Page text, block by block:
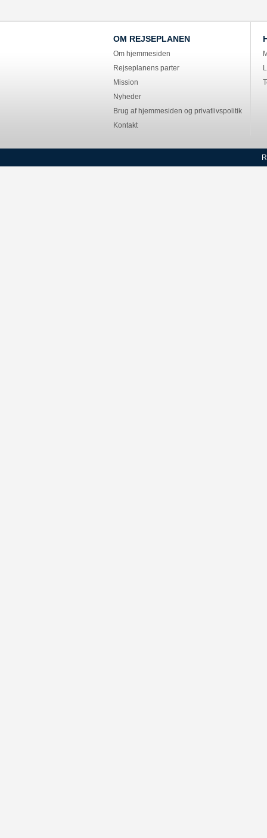
OM REJSEPLANEN
Om hjemmesiden
Rejseplanens parter
Mission
Nyheder
Brug af hjemmesiden og privatlivspolitik
Kontakt